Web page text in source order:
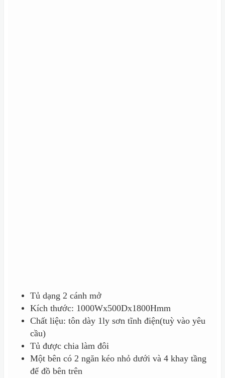
Tủ dạng 2 cánh mở
Kích thước: 1000Wx500Dx1800Hmm
Chất liệu: tôn dày 1ly sơn tĩnh điện(tuỳ vào yêu
cầu)
Tủ được chia làm đôi
Một bên có 2 ngăn kéo nhỏ dưới và 4 khay tầng
để đồ bên trên